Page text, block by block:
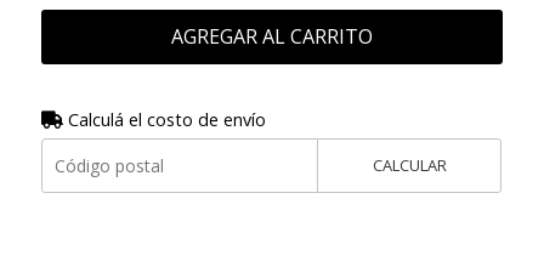
AGREGAR AL CARRITO
Calculá el costo de envío
CALCULAR